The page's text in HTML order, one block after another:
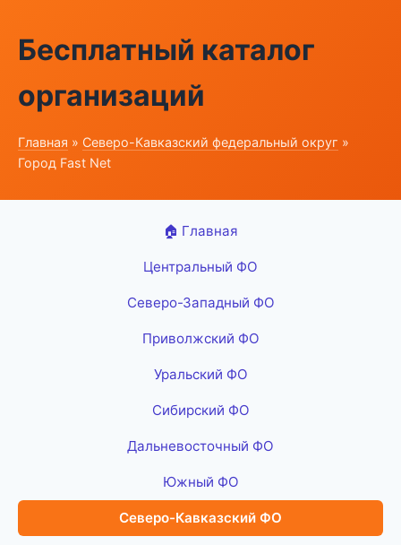
Бесплатный каталог
организаций
Главная » Северо-Кавказский федеральный округ »
Город Fast Net
🏠 Главная
Центральный ФО
Северо-Западный ФО
Приволжский ФО
Уральский ФО
Сибирский ФО
Дальневосточный ФО
Южный ФО
Северо-Кавказский ФО